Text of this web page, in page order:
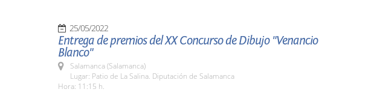
25/05/2022
Entrega de premios del XX Concurso de Dibujo "Venancio
Blanco"
Salamanca (Salamanca)
Lugar: Patio de La Salina. Diputación de Salamanca
Hora: 11:15 h.